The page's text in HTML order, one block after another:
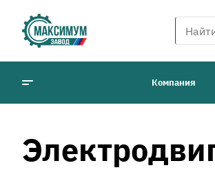
Компания